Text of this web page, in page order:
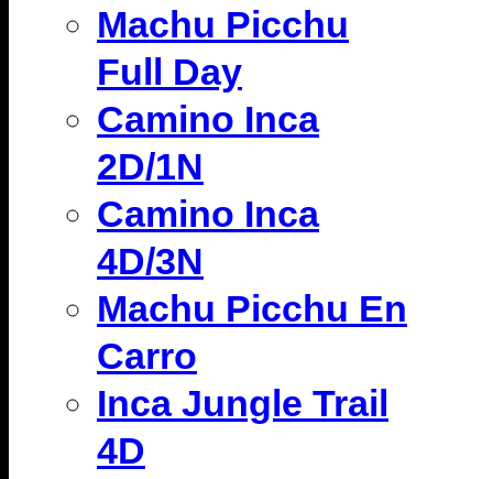
Machu Picchu
Full Day
Camino Inca
2D/1N
Camino Inca
4D/3N
Machu Picchu En
Carro
Inca Jungle Trail
4D